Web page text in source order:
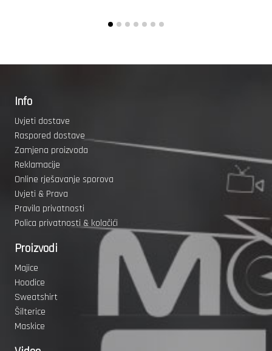
Info
Uvjeti dostave
Raspored dostave
Zamjena proizvoda
Reklamacije
Online rješavanje sporova
Uvjeti & Prava
Pravila privatnosti
Polica privatnosti & kolačići
Proizvodi
Majice
Hoodice
Sweatshirt
Šilterice
Maskice